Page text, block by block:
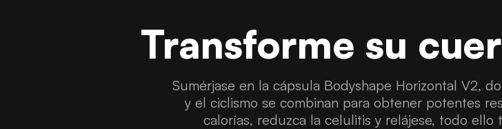
Transforme su
Sumérjase en la cápsula Bodyshape Horizontal V2,
y el ciclismo se combinan para obtener potentes
calorías, reduzca la celulitis y relájese, todo ello